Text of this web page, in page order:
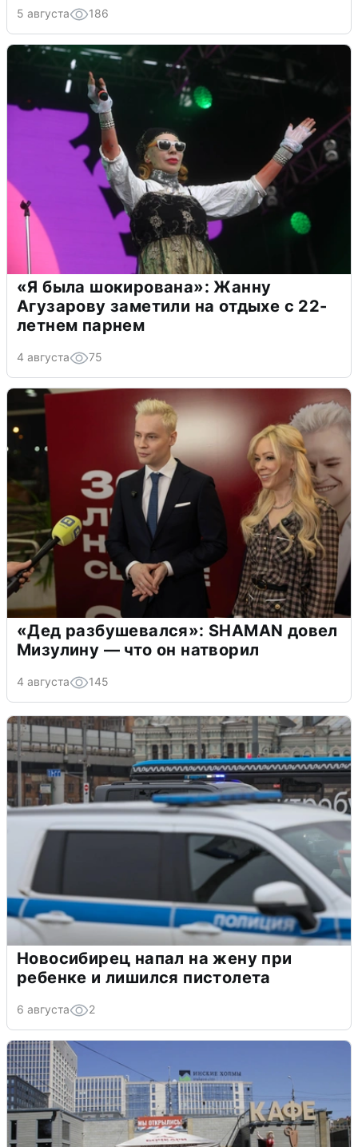
5 августа 186
«Я была шокирована»: Жанну
Агузарову заметили на отдыхе с 22-
летнем парнем
4 августа 75
«Дед разбушевался»: SHAMAN довел
Мизулину — что он натворил
4 августа 145
Новосибирец напал на жену при
ребенке и лишился пистолета
6 августа 2